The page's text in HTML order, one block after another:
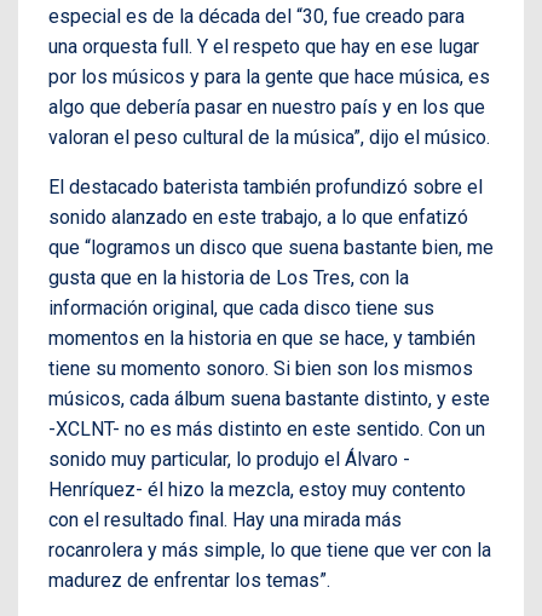
especial es de la década del “30, fue creado para
una orquesta full. Y el respeto que hay en ese lugar
por los músicos y para la gente que hace música, es
algo que debería pasar en nuestro país y en los que
valoran el peso cultural de la música”, dijo el músico.
El destacado baterista también profundizó sobre el
sonido alanzado en este trabajo, a lo que enfatizó
que “logramos un disco que suena bastante bien, me
gusta que en la historia de Los Tres, con la
información original, que cada disco tiene sus
momentos en la historia en que se hace, y también
tiene su momento sonoro. Si bien son los mismos
músicos, cada álbum suena bastante distinto, y este
-XCLNT- no es más distinto en este sentido. Con un
sonido muy particular, lo produjo el Álvaro -
Henríquez- él hizo la mezcla, estoy muy contento
con el resultado final. Hay una mirada más
rocanrolera y más simple, lo que tiene que ver con la
madurez de enfrentar los temas”.